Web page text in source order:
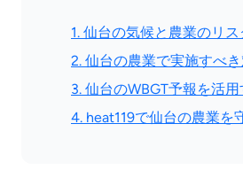
1. 仙台の気候と農業のリス
2. 仙台の農業で実施すべ
3. 仙台のWBGT予報を活用
4. heat119で仙台の農業を